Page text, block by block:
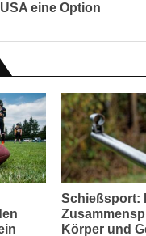
eine Option
Schießsport:
Körper und